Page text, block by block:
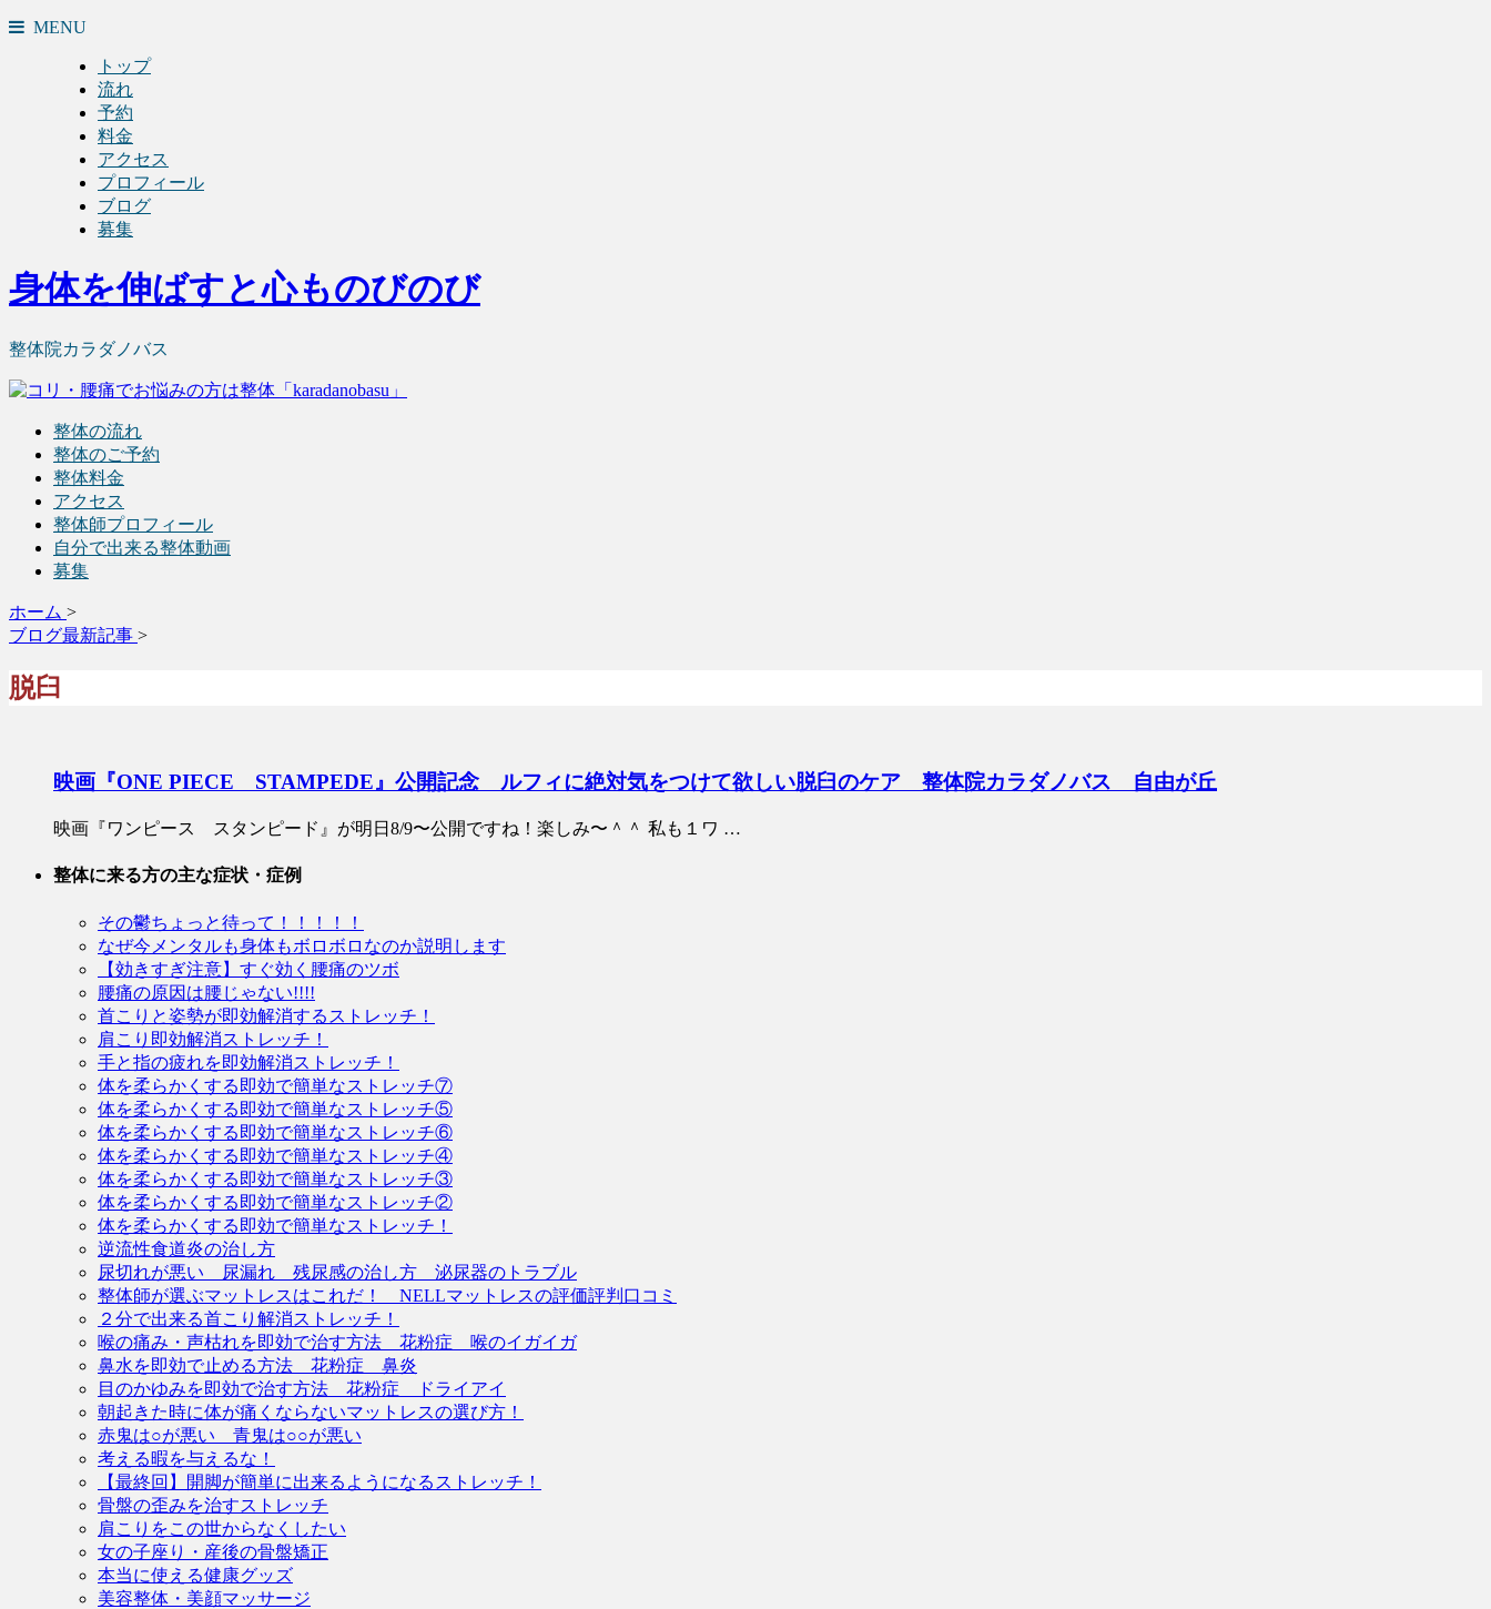
MENU
トップ
流れ
予約
料金
アクセス
プロフィール
ブログ
募集
身体を伸ばすと心ものびのび
整体院カラダノバス
整体の流れ
整体のご予約
整体料金
アクセス
整体師プロフィール
自分で出来る整体動画
募集
ホーム >
ブログ最新記事 >
脱臼
映画『ONE PIECE STAMPEDE』公開記念 ルフィに絶対気をつけて欲しい脱臼のケア 整体院カラダノバス 自由が丘
映画『ワンピース スタンピード』が明日8/9〜公開ですね！楽しみ〜＾＾ 私も１ワ …
整体に来る方の主な症状・症例
その鬱ちょっと待って！！！！！
なぜ今メンタルも身体もボロボロなのか説明します
【効きすぎ注意】すぐ効く腰痛のツボ
腰痛の原因は腰じゃない!!!!
首こりと姿勢が即効解消するストレッチ！
肩こり即効解消ストレッチ！
手と指の疲れを即効解消ストレッチ！
体を柔らかくする即効で簡単なストレッチ⑦
体を柔らかくする即効で簡単なストレッチ⑤
体を柔らかくする即効で簡単なストレッチ⑥
体を柔らかくする即効で簡単なストレッチ④
体を柔らかくする即効で簡単なストレッチ③
体を柔らかくする即効で簡単なストレッチ②
体を柔らかくする即効で簡単なストレッチ！
逆流性食道炎の治し方
尿切れが悪い 尿漏れ 残尿感の治し方 泌尿器のトラブル
整体師が選ぶマットレスはこれだ！ NELLマットレスの評価評判口コミ
２分で出来る首こり解消ストレッチ！
喉の痛み・声枯れを即効で治す方法 花粉症 喉のイガイガ
鼻水を即効で止める方法 花粉症 鼻炎
目のかゆみを即効で治す方法 花粉症 ドライアイ
朝起きた時に体が痛くならないマットレスの選び方！
赤鬼は○が悪い 青鬼は○○が悪い
考える暇を与えるな！
【最終回】開脚が簡単に出来るようになるストレッチ！
骨盤の歪みを治すストレッチ
肩こりをこの世からなくしたい
女の子座り・産後の骨盤矯正
本当に使える健康グッズ
美容整体・美顔マッサージ